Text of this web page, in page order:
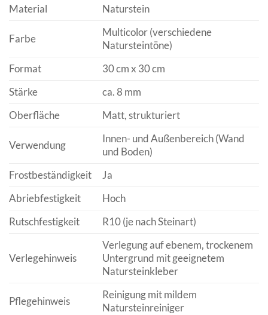
Material Naturstein
Farbe
Multicolor (verschiedene
Natursteintöne)
Format
30 cm x 30 cm
Stärke
ca. 8 mm
Oberfläche
Matt, strukturiert
Verwendung
Innen- und Außenbereich (Wand
und Boden)
Frostbeständigkeit
Ja
Abriebfestigkeit
Hoch
Rutschfestigkeit
R10 (je nach Steinart)
Verlegehinweis
Verlegung auf ebenem, trockenem
Untergrund mit geeignetem
Natursteinkleber
Pflegehinweis
Reinigung mit mildem
Natursteinreiniger